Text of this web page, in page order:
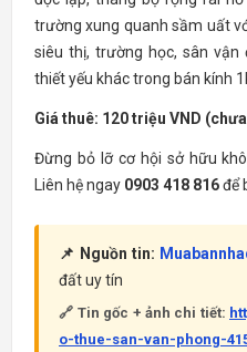
trường xung quanh sầm uất
siêu thị, trường học, sân vận
thiết yếu khác trong bán kính
Giá thuê: 120 triệu VND
Đừng bỏ lỡ cơ hội sở hữu
Liên hệ ngay 0903 418 816để
📌 Nguồn tin:
đất uy tín
🔗 Tin gốc + ảnh chi tiết:
o-thue-san-van-phong-